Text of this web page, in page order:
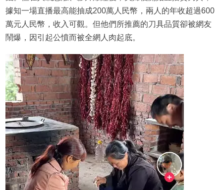
據知一場直播最高能抽成200萬人民幣，兩人的年收超過600
萬元人民幣，收入可觀。但他們所推薦的刀具品質卻被網友
鬧爆，因引起公憤而被全網人肉起底。